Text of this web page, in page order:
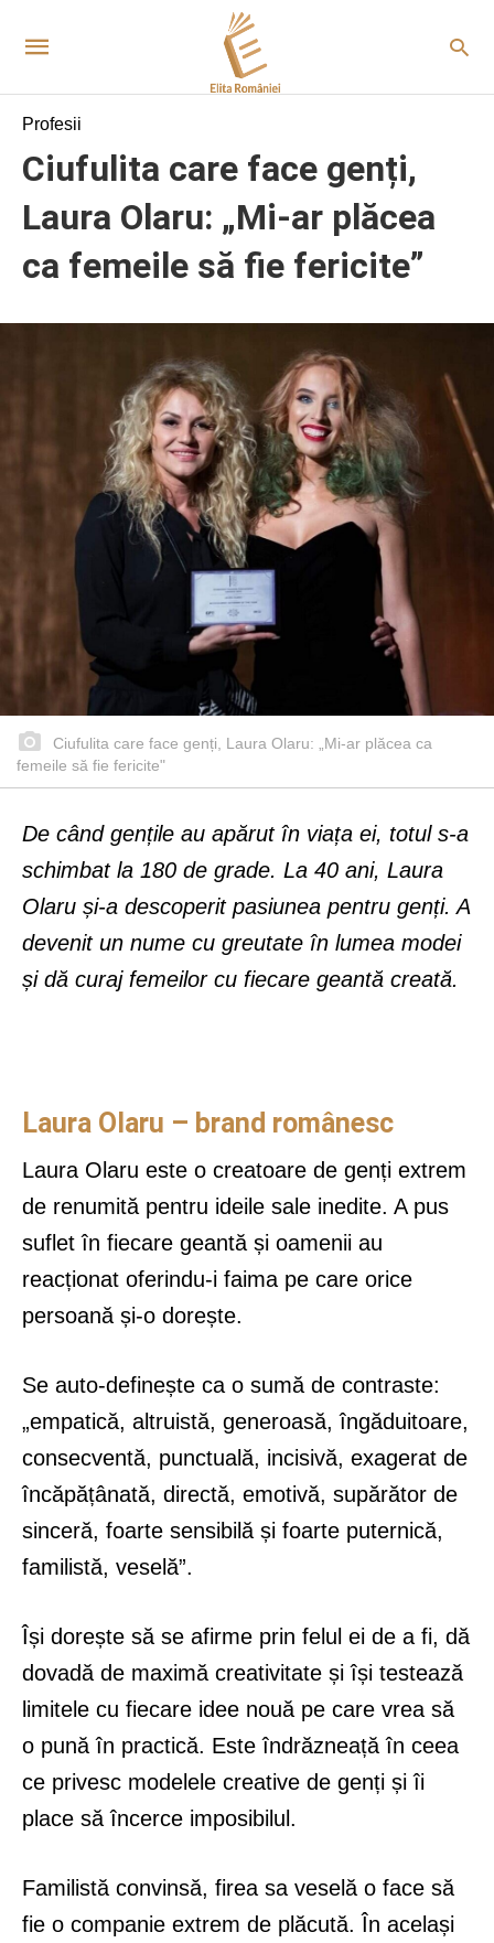
Profesii
Ciufulita care face genți,
Laura Olaru: „Mi-ar plăcea
ca femeile să fie fericite”
Ciufulita care face genți, Laura Olaru: „Mi-ar plăcea ca
femeile să fie fericite"
De când gențile au apărut în viața ei, totul s-a
schimbat la 180 de grade. La 40 ani, Laura
Olaru și-a descoperit pasiunea pentru genți. A
devenit un nume cu greutate în lumea modei
și dă curaj femeilor cu fiecare geantă creată.
Laura Olaru – brand românesc
Laura Olaru este o creatoare de genți extrem
de renumită pentru ideile sale inedite. A pus
suflet în fiecare geantă și oamenii au
reacționat oferindu-i faima pe care orice
persoană și-o dorește.
Se auto-definește ca o sumă de contraste:
„empatică, altruistă, generoasă, îngăduitoare,
consecventă, punctuală, incisivă, exagerat de
încăpățânată, directă, emotivă, supărător de
sinceră, foarte sensibilă și foarte puternică,
familistă, veselă”.
Își dorește să se afirme prin felul ei de a fi, dă
dovadă de maximă creativitate și își testează
limitele cu fiecare idee nouă pe care vrea să
o pună în practică. Este îndrăzneață în ceea
ce privesc modelele creative de genți și îi
place să încerce imposibilul.
Familistă convinsă, firea sa veselă o face să
fie o companie extrem de plăcută. În același